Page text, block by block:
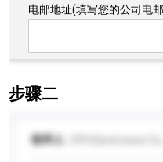
电邮地址(填写您的公司电
步骤二
收件人